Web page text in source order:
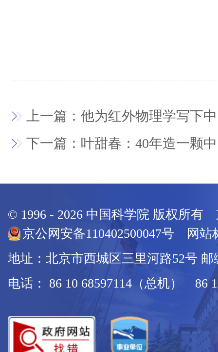
上一篇：他为红外物理学写下
下一篇：叶甜春：40年造一颗
© 1996 - 2026 中国科学院 版权所有
京公网安备110402500047号 网站
地址：北京市西城区三里河路52号 邮
电话： 86 10 68597114（总机） 86